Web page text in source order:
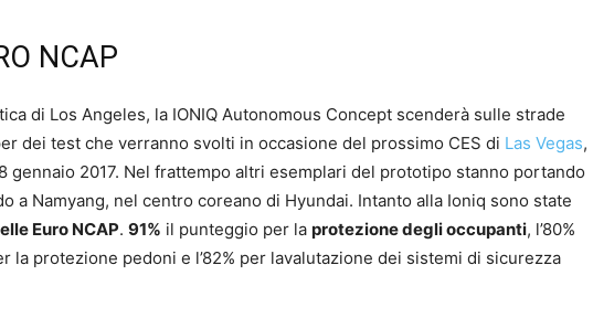
NCAP
di Los Angeles, la IONIQ Autonomous Concept scenderà sulle strade
dei test che verranno svolti in occasione del prossimo CES di Las Vegas,
gennaio 2017. Nel frattempo altri esemplari del prototipo stanno portando
a Namyang, nel centro coreano di Hyundai. Intanto alla Ioniq sono state
Euro NCAP. 91% il punteggio per la protezione degli occupanti, l’80%
la protezione pedoni e l’82% per lavalutazione dei sistemi di sicurezza